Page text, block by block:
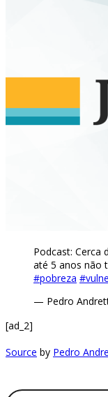
Podcast: Cerca
até 5 anos não
#pobreza
— Pedro
[ad_2]
Source by Pedro